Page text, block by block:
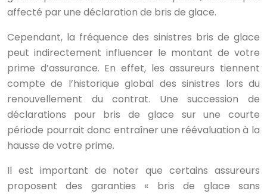
affecté par une déclaration de bris de glace.
Cependant, la fréquence des sinistres bris de glace
peut indirectement influencer le montant de votre
prime d’assurance. En effet, les assureurs tiennent
compte de l’historique global des sinistres lors du
renouvellement du contrat. Une succession de
déclarations pour bris de glace sur une courte
période pourrait donc entraîner une réévaluation à la
hausse de votre prime.
Il est important de noter que certains assureurs
proposent des garanties « bris de glace sans